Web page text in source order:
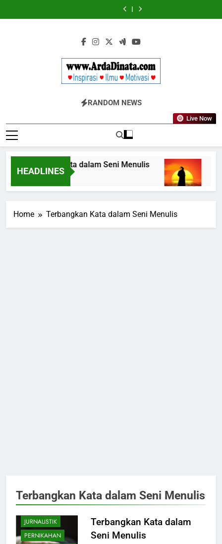
to
Kekinian
EFEKTA
English
for
Adults
Wajib
Diketahui
Kekinian
di
EFEKTA
English
for
Adults
BERDAYA
Inspirasi, Ilmu, Dan Motivasi
RANDOM NEWS
Live Now
HEADLINES
Terbangkan Kata dalam Seni Menulis
3 Tahun Ago
Home Terbangkan Kata dalam Seni Menulis
Terbangkan Kata dalam Seni Menulis
HARIAN
INSPIRASI
JURNALISTIK
PERNIKAHAN
Terbangkan Kata dalam
Seni Menulis